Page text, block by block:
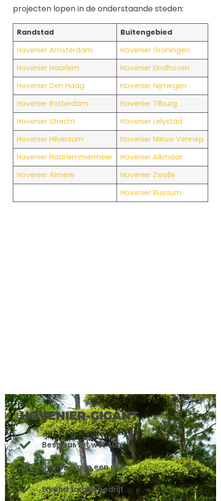
projecten lopen in de onderstaande steden:
Randstad
Buitengebied
Hovenier Amsterdam
Hovenier Groningen
Hovenier Haarlem
Hovenier Eindhoven
Hovenier Den Haag
Hovenier Nijmegen
Hovenier Rotterdam
Hovenier Tilburg
Hovenier Utrecht
Hovenier Lelystad
Hovenier Hilversum
Hovenier Nieuw Vennep
Hovenier Haarlemmermeer
Hovenier Alkmaar
Hovenier Almere
Hovenier Zwolle
Hovenier Bussum
HOVENIER-GIGANT
Bespaar tot wel 40%
Binnen 2 min een prijs
Erkend familiebedrijf